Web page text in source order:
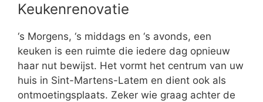
Keukenrenovatie
‘s Morgens, ‘s middags en ‘s avonds, een
keuken is een ruimte die iedere dag opnieuw
haar nut bewijst. Het vormt het centrum van uw
huis in Sint-Martens-Latem en dient ook als
ontmoetingsplaats. Zeker wie graag achter de